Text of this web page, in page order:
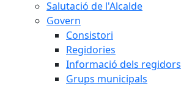
Salutació de l'Alcalde
Govern
Consistori
Regidories
Informació dels regidors
Grups municipals